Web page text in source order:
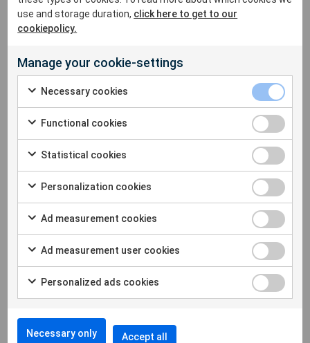
(970) 493-1552
use and storage duration, click here to get to our
cookiepolicy.
Manage your cookie-settings
Necessary cookies
Functional cookies
Statistical cookies
Personalization cookies
Ad measurement cookies
Ad measurement user cookies
Personalized ads cookies
Necessary only Accept all